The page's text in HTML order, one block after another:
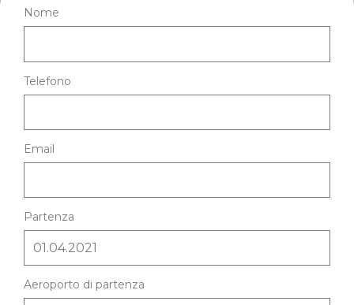
Nome
Telefono
Email
Partenza
Aeroporto di partenza